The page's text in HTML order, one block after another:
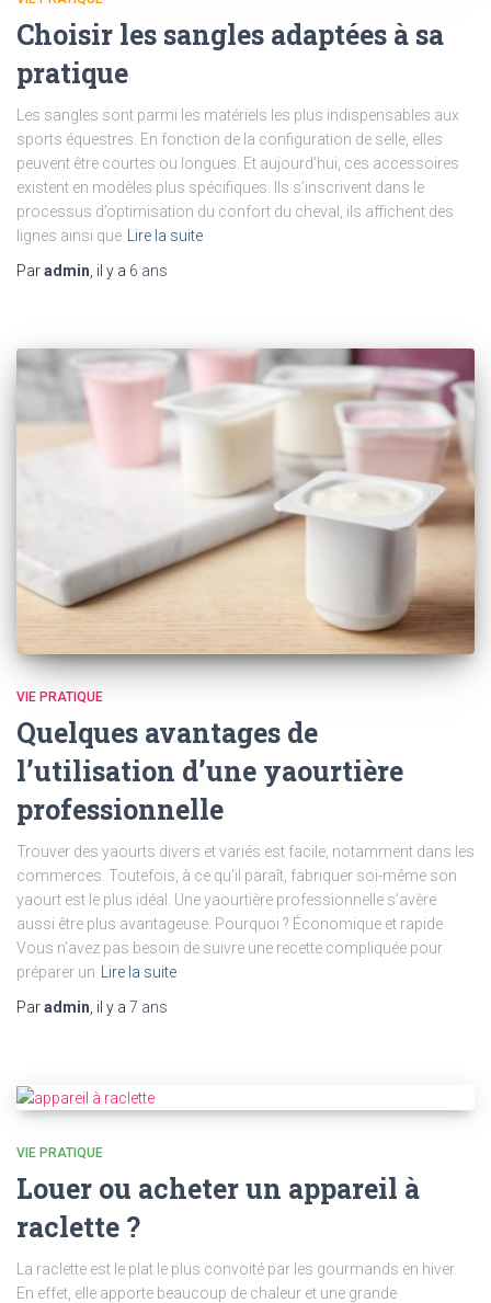
Choisir les sangles adaptées à sa
pratique
Les sangles sont parmi les matériels les plus indispensables aux
sports équestres. En fonction de la configuration de selle, elles
peuvent être courtes ou longues. Et aujourd’hui, ces accessoires
existent en modèles plus spécifiques. Ils s’inscrivent dans le
processus d’optimisation du confort du cheval, ils affichent des
lignes ainsi que
Lire la suite
Paradmin , il y a 6 ans
VIE PRATIQUE
Quelques avantages de
l’utilisation d’une yaourtière
professionnelle
Trouver des yaourts divers et variés est facile, notamment dans les
commerces. Toutefois, à ce qu’il paraît, fabriquer soi-même son
yaourt est le plus idéal. Une yaourtière professionnelle s’avère
aussi être plus avantageuse. Pourquoi ? Économique et rapide
Vous n’avez pas besoin de suivre une recette compliquée pour
préparer un
Lire la suite
Paradmin , il y a 7 ans
VIE PRATIQUE
Louer ou acheter un appareil à
raclette ?
La raclette est le plat le plus convoité par les gourmands en hiver.
En effet, elle apporte beaucoup de chaleur et une grande